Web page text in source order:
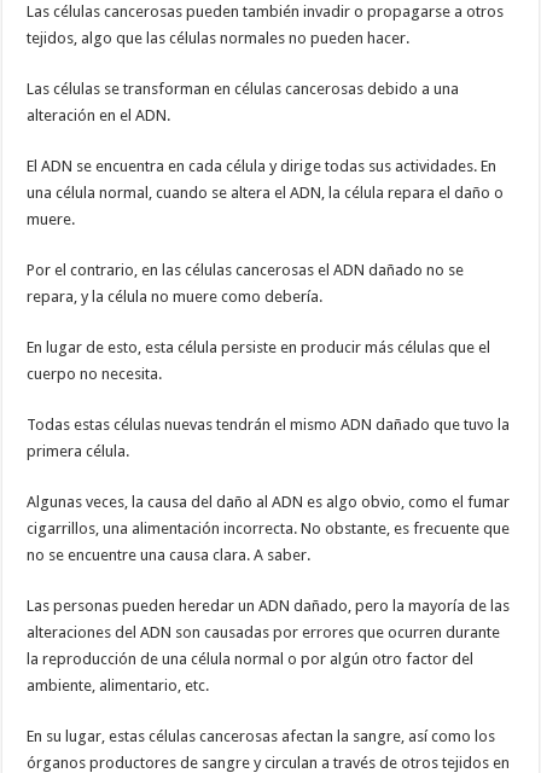
Las células cancerosas pueden también invadir o propagarse a otros
tejidos, algo que las células normales no pueden hacer.
Las células se transforman en células cancerosas debido a una
alteración en el ADN.
El ADN se encuentra en cada célula y dirige todas sus actividades. En
una célula normal, cuando se altera el ADN, la célula repara el daño o
muere.
Por el contrario, en las células cancerosas el ADN dañado no se
repara, y la célula no muere como debería.
En lugar de esto, esta célula persiste en producir más células que el
cuerpo no necesita.
Todas estas células nuevas tendrán el mismo ADN dañado que tuvo la
primera célula.
Algunas veces, la causa del daño al ADN es algo obvio, como el fumar
cigarrillos, una alimentación incorrecta. No obstante, es frecuente que
no se encuentre una causa clara. A saber.
Las personas pueden heredar un ADN dañado, pero la mayoría de las
alteraciones del ADN son causadas por errores que ocurren durante
la reproducción de una célula normal o por algún otro factor del
ambiente, alimentario, etc.
En su lugar, estas células cancerosas afectan la sangre, así como los
órganos productores de sangre y circulan a través de otros tejidos en